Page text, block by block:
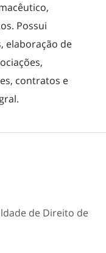
Possui
elaboração de
contratos e
de Direito de